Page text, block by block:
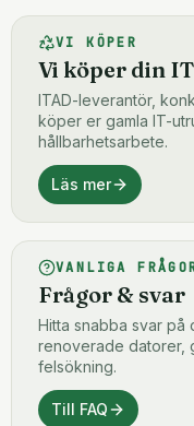
VI KÖPER
Vi köper din
ITAD-leverantör,
köper er gamla IT-
hållbarhetsarbete.
Läs mer
VANLIGA
Frågor & svar
Hitta snabba svar på
renoverade datorer,
felsökning.
Till FAQ